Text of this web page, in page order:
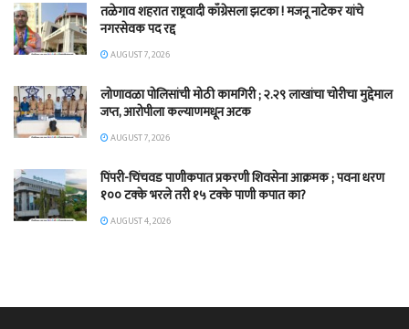
तळेगाव शहरात राष्ट्रवादी काँग्रेसला झटका ! मजनू नाटेकर यांचे
नगरसेवक पद रद्द
AUGUST 7, 2026
लोणावळा पोलिसांची मोठी कामगिरी ; २.२९ लाखांचा चोरीचा मुद्देमाल
जप्त, आरोपीला कल्याणमधून अटक
AUGUST 7, 2026
पिंपरी-चिंचवड पाणीकपात प्रकरणी शिवसेना आक्रमक ; पवना धरण
१०० टक्के भरले तरी १५ टक्के पाणी कपात का?
AUGUST 4, 2026